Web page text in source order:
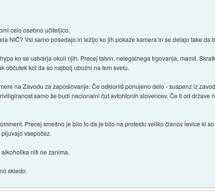
celo osebno učiteljico.
NIČ? Vsi samo posedajo in ležijo ko jih pokaže kamera in se delajo take da
ko se ustvarja okoli njih. Precej tatvin, nelegalnega trgovanja, mamil.
občutek kot da so najbolj ubožni na tem svetu.
na Zavodu za zaposlovanje. Če odkloniš ponujeno delo - suspenz iz
samo še budi nacionalni čut avtohtonih slovencev. Če ti od države
Precej smešno je bilo to da je bilo na protestu veliko članov levice ki
vsepočez.
niti ne zanima.
skledo.